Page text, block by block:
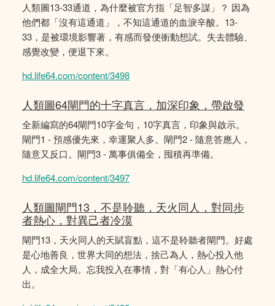
人類圖13-33通道，為什麼被官方指「足智多謀」？ 因為
他們都「沒有這通道」，不知這通道的血淚辛酸。13-
33，是被環境影響著，有感而發便衝動想試。失去體驗、
感覺改變，便退下來。
hd.life64.com/content/3498
人類圖64閘門的十字真言，加深印象，帶啟發
全新編寫的64閘門10字金句，10字真言，印象與啟示。
閘門1 - 預感優先來，幸運聚人多。閘門2 - 隨意答應人，
隨意又反口。閘門3 - 萬事俱備全，囤積再準備。
hd.life64.com/content/3497
人類圖閘門13，不是聆聽，天火同人，對同步
者熱心，對異己者冷漠
閘門13，天火同人的天賦盲點，這不是聆聽者閘門。好處
是心地善良，世界大同的想法，捨己為人，熱心投入他
人，成全大局。忘我投入在事情，對「有心人」熱心付
出。